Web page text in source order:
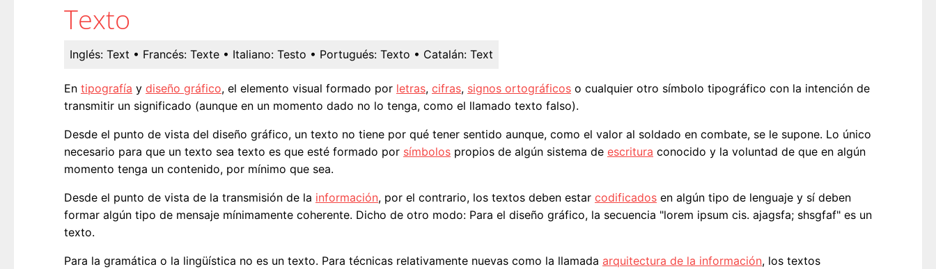
Texto
Inglés: Text • Francés: Texte • Italiano: Testo • Portugués: Texto • Catalán: Text
En tipografía y diseño gráfico, el elemento visual formado por letras, cifras, signos ortográficos o cualquier otro símbolo tipográfico con la intención de
transmitir un significado (aunque en un momento dado no lo tenga, como el llamado texto falso).
Desde el punto de vista del diseño gráfico, un texto no tiene por qué tener sentido aunque, como el valor al soldado en combate, se le supone. Lo único
necesario para que un texto sea texto es que esté formado por símbolos propios de algún sistema de escritura conocido y la voluntad de que en algún
momento tenga un contenido, por mínimo que sea.
Desde el punto de vista de la transmisión de la información, por el contrario, los textos deben estar codificados en algún tipo de lenguaje y sí deben
formar algún tipo de mensaje mínimamente coherente. Dicho de otro modo: Para el diseño gráfico, la secuencia "lorem ipsum cis. ajagsfa; shsgfaf" es un
texto.
Para la gramática o la lingüística no es un texto. Para técnicas relativamente nuevas como la llamada arquitectura de la información, los textos